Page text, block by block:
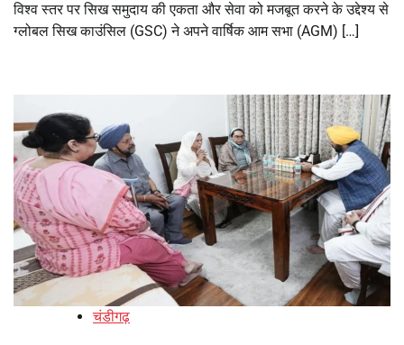
विश्व स्तर पर सिख समुदाय की एकता और सेवा को मजबूत करने के उद्देश्य से
ग्लोबल सिख काउंसिल (GSC) ने अपने वार्षिक आम सभा (AGM) […]
चंडीगढ़